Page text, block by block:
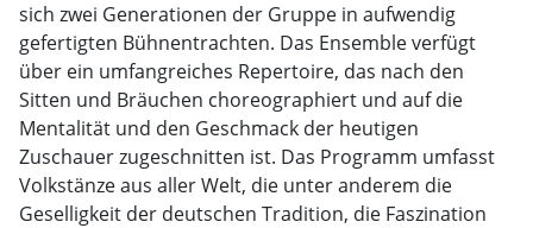
sich zwei Generationen der Gruppe in aufwendig
gefertigten Bühnentrachten. Das Ensemble verfügt
über ein umfangreiches Repertoire, das nach den
Sitten und Bräuchen choreographiert und auf die
Mentalität und den Geschmack der heutigen
Zuschauer zugeschnitten ist. Das Programm umfasst
Volkstänze aus aller Welt, die unter anderem die
Geselligkeit der deutschen Tradition, die Faszination